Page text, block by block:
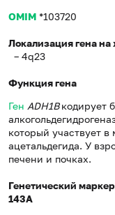
OMIM *103720
Локализация гена на
– 4q23
Функция гена
Ген ADH1Bкодирует
который участвует в
ацетальдегида. У
печени и почках.
Генетический
143A